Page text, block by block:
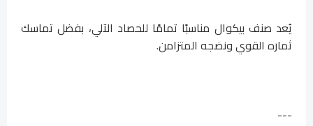
يُعد صنف بيكوال مناسبًا تمامًا للحصاد الآلي، بفضل تماسك
ثماره القوي ونضجه المتزامن.
---